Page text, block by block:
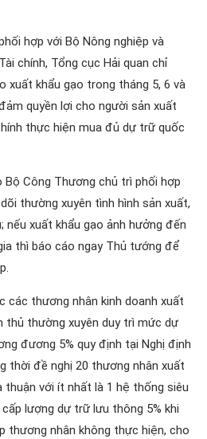
hợp với Bộ Nông nghiệp và
chính, Tổng cục Hải quan chỉ
xuất khẩu gạo trong tháng 5, 6 và
quyền lợi cho người sản xuất
thực hiện mua đủ dự trữ quốc
Bộ Công Thương chủ trì phối hợp
thường xuyên tình hình sản xuất,
nếu xuất khẩu gạo ảnh hưởng đến
thì báo cáo ngay Thủ tướng để
các thương nhân kinh doanh xuất
thủ thường xuyên duy trì mức dự
đương 5% quy định tại Nghị định
thời đề nghị 20 thương nhân xuất
thuận với ít nhất là 1 hệ thống siêu
lượng dự trữ lưu thông 5% khi
thương nhân không thực hiện, cho